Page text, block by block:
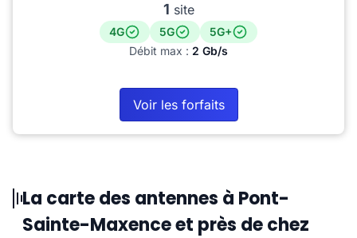
1 site
4G 5G
5G+
Débit max : 2 Gb/s
Voir les forfaits
La carte des antennes à Pont-
Sainte-Maxence et près de chez